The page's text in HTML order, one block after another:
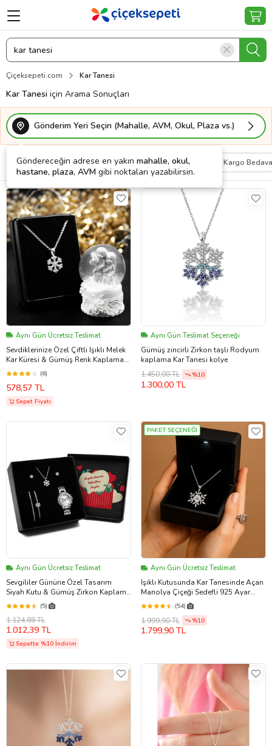
Çiçeksepeti.com Kar Tanesi
Kar Tanesi için Arama Sonuçları
Gönderim Yeri Seçin (Mahalle, AVM, Okul, Plaza vs.)
Göndereceğin adrese en yakın mahalle, okul,
hastane, plaza, AVM gibi noktaları yazabilirsin.
Filtrele Sırala Kişiye Özel Kargo Bedava
Aynı Gün Ücretsiz Teslimat
Sevdiklerinize Özel Çiftli Işıklı Melek
Kar Küresi & Gümüş Renk Kaplama
Kar Tanesi Kolye
(6)
578,57 TL
Sepet Fiyatı
Aynı Gün Teslimat Seçeneği
Gümüş zincirli Zirkon taşlı Rodyum
kaplama Kar Tanesi kolye
1.450,00 TL
%10
1.300,00 TL
Aynı Gün Ücretsiz Teslimat
Sevgililer Gününe Özel Tasarım
Siyah Kutu & Gümüş Zirkon Kaplama
Kar Tanesi Kolye & 2'li Küpe & 2'li
Bileklik & Saat Hediye Seti
(5)
1.124,88 TL
1.012,39 TL
Sepette %10 İndirim
PAKET SEÇENEĞİ
Aynı Gün Ücretsiz Teslimat
Işıklı Kutusunda Kar Tanesinde Açan
Manolya Çiçeği Sedefli 925 Ayar
Kadın Kolye(54)
1.999,90 TL %10
1.799,90 TL